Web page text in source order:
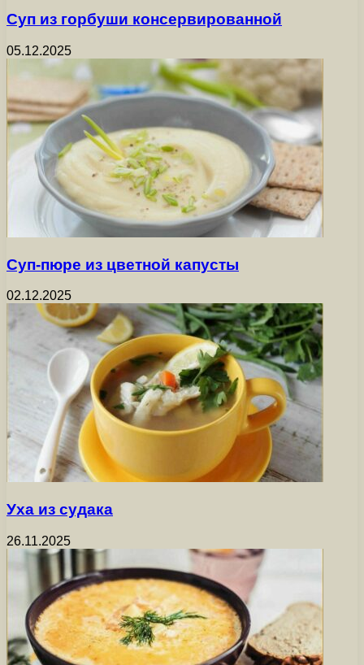
Суп из горбуши консервированной
05.12.2025
Суп-пюре из цветной капусты
02.12.2025
Уха из судака
26.11.2025